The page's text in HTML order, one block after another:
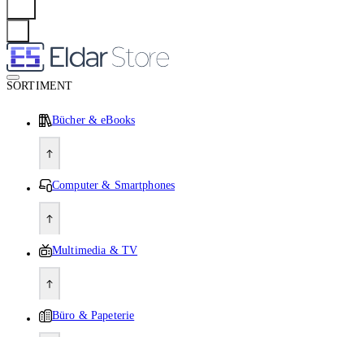
SORTIMENT
Bücher & eBooks
Computer & Smartphones
Multimedia & TV
Büro & Papeterie